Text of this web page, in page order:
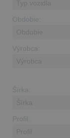
Obdobie:
Výrobca:
Šírka:
Profil: